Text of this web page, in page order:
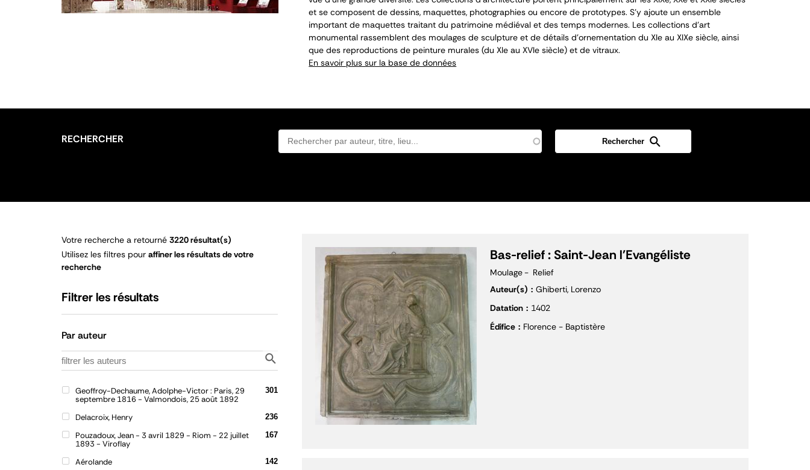
et se composent de dessins, maquettes, photographies ou encore de prototypes. S’y ajoute un ensemble
important de maquettes traitant du patrimoine médiéval et des temps modernes. Les collections d’art
monumental rassemblent des moulages de sculpture et de détails d’ornementation du XIe au XIXe siècle, ainsi
que des reproductions de peinture murales (du XIe au XVIe siècle) et de vitraux.
En savoir plus sur la base de données
RECHERCHER
Votre recherche a retourné 3220 résultat(s)
Utilisez les filtres pour affiner les résultats de votre
recherche
Filtrer les résultats
Par auteur
Geoffroy-Dechaume, Adolphe-Victor : Paris, 29
septembre 1816 - Valmondois, 25 août 1892
301
Delacroix, Henry 236
Pouzadoux, Jean - 3 avril 1829 - Riom - 22 juillet
1893 - Viroflay
167
Aérolande 142
Bas-relief : Saint-Jean l'Evangéliste
Moulage
Relief
Auteur(s)
Ghiberti, Lorenzo
Datation
1402
Édifice
Florence - Baptistère